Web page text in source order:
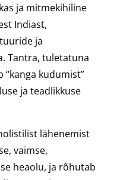
ja mitmekihiline
Indiast,
ja
Tantra, tuletatuna
kudumist”
ja teadlikkuse
lähenemist
vaimse,
heaolu, ja rõhutab